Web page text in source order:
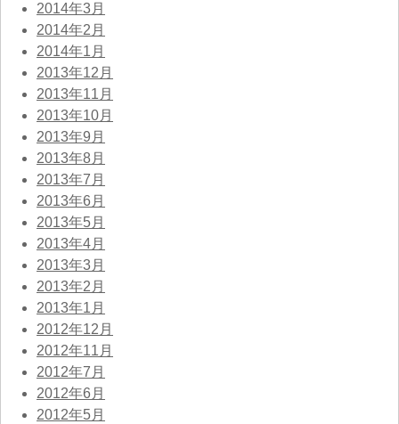
2014年3月
2014年2月
2014年1月
2013年12月
2013年11月
2013年10月
2013年9月
2013年8月
2013年7月
2013年6月
2013年5月
2013年4月
2013年3月
2013年2月
2013年1月
2012年12月
2012年11月
2012年7月
2012年6月
2012年5月